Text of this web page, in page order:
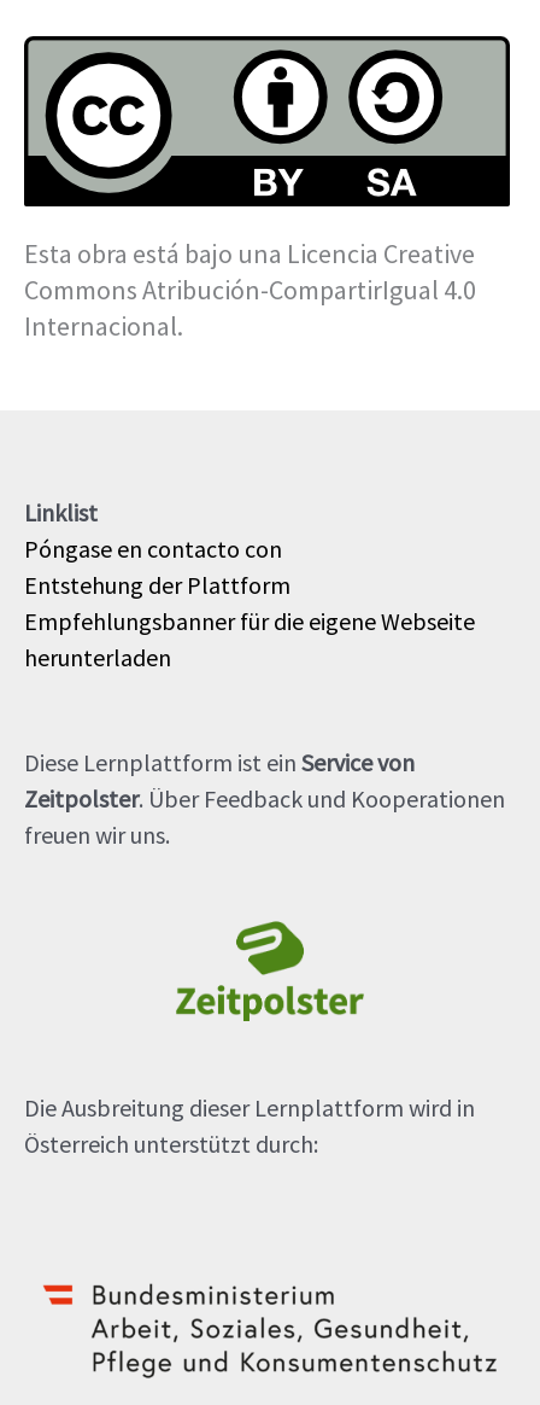
Esta obra está bajo una Licencia Creative
Commons Atribución-CompartirIgual 4.0
Internacional.
Linklist
Póngase en contacto con
Entstehung der Plattform
Empfehlungsbanner für die eigene Webseite
herunterladen
Diese Lernplattform ist ein Service von
Zeitpolster. Über Feedback und Kooperationen
freuen wir uns.
Die Ausbreitung dieser Lernplattform wird in
Österreich unterstützt durch: